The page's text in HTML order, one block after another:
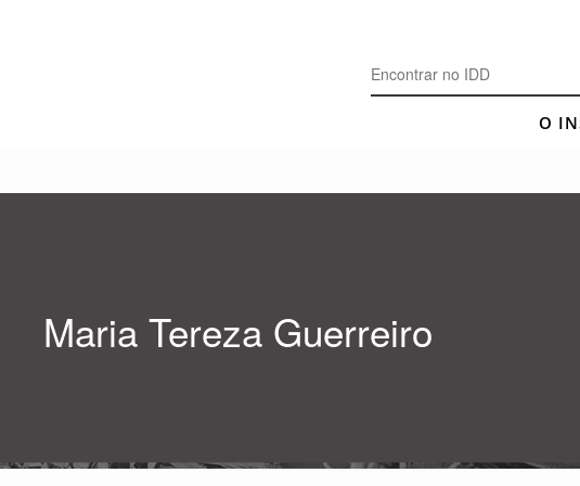
O
Maria Tereza Guerreiro